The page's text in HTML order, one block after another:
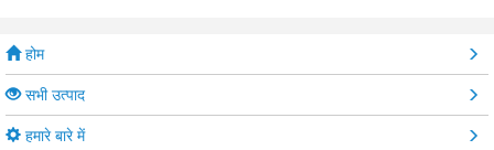
होम
सभी उत्पाद
हमारे बारे में